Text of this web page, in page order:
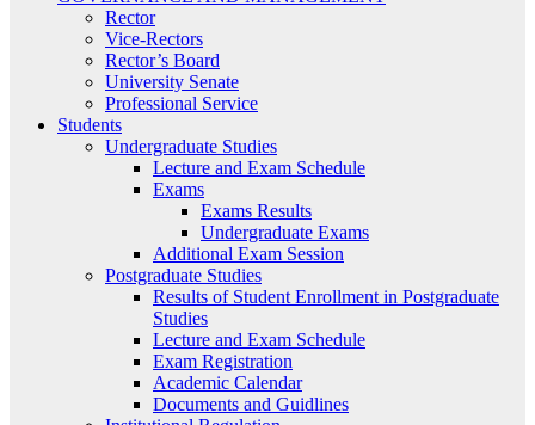
Rector
Vice-Rectors
Rector’s Board
University Senate
Professional Service
Students
Undergraduate Studies
Lecture and Exam Schedule
Exams
Exams Results
Undergraduate Exams
Additional Exam Session
Postgraduate Studies
Results of Student Enrollment in Postgraduate
Studies
Lecture and Exam Schedule
Exam Registration
Academic Calendar
Documents and Guidlines